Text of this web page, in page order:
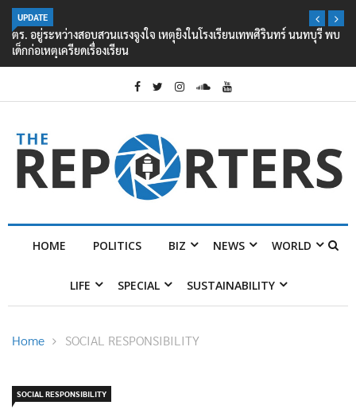
UPDATE
ตร. อยู่ระหว่างสอบสวนแรงจูงใจ เหตุยิงในโรงเรียนเทพศิรินทร์ นนทบุรี พบ
เด็กก่อเหตุเครียดเรื่องเรียน
HOME POLITICS BIZ NEWS WORLD
LIFE SPECIAL SUSTAINABILITY
Home SOCIAL RESPONSIBILITY
SOCIAL RESPONSIBILITY